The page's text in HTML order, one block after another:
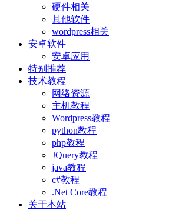
硬件相关
其他软件
wordpress相关
安卓软件
安卓应用
特别推荐
技术教程
网络资源
主机教程
Wordpress教程
python教程
php教程
JQuery教程
java教程
c#教程
.Net Core教程
关于本站